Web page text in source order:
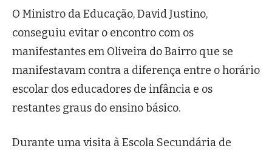
O Ministro da Educação, David Justino,
conseguiu evitar o encontro com os
manifestantes em Oliveira do Bairro que se
manifestavam contra a diferença entre o horário
escolar dos educadores de infância e os
restantes graus do ensino básico.
Durante uma visita à Escola Secundária de